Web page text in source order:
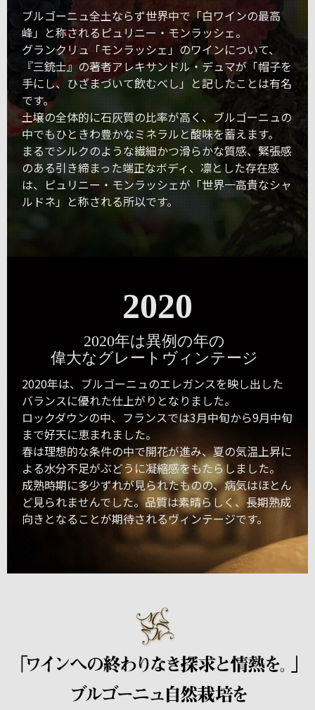
ブルゴーニュ全土ならず世界中で「白ワインの最高
峰」と称されるピュリニー・モンラッシェ。
グランクリュ「モンラッシェ」のワインについて、
『三銃士』の著者アレキサンドル・デュマが「帽子を
手にし、ひざまづいて飲むべし」と記したことは有名
です。
土壌の全体的に石灰質の比率が高く、ブルゴーニュの
中でもひときわ豊かなミネラルと酸味を蓄えます。
まるでシルクのような繊細かつ滑らかな質感、緊張感
のある引き締まった端正なボディ、凛とした存在感
は、ピュリニー・モンラッシェが「世界一高貴なシャ
ルドネ」と称される所以です。
2020
2020年は異例の年の
偉大なグレートヴィンテージ
2020年は、ブルゴーニュのエレガンスを映し出した
バランスに優れた仕上がりとなりました。
ロックダウンの中、フランスでは3月中旬から9月中旬
まで好天に恵まれました。
春は理想的な条件の中で開花が進み、夏の気温上昇に
よる水分不足がぶどうに凝縮感をもたらしました。
成熟時期に多少ずれが見られたものの、病気はほとん
ど見られませんでした。品質は素晴らしく、長期熟成
向きとなることが期待されるヴィンテージです。